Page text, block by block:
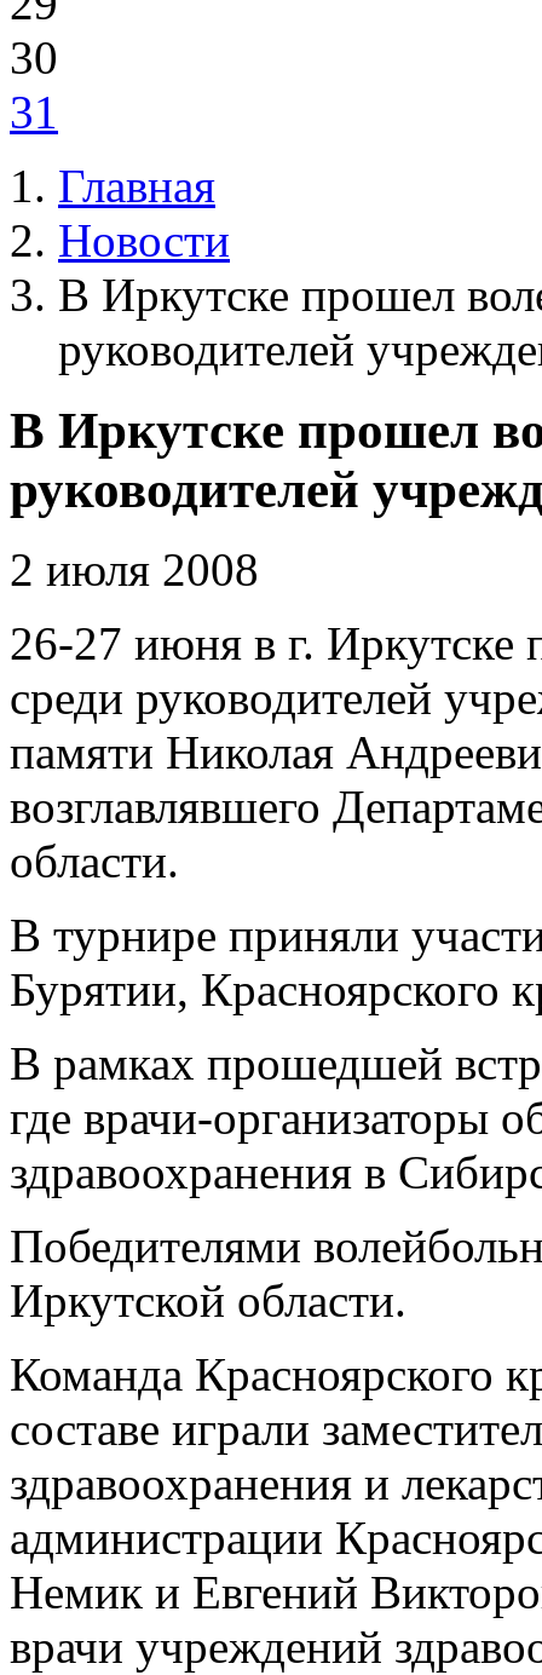
30
31
Главная
Новости
В Иркутске прошел
руководителей
В Иркутске прошел
руководителей
2 июля 2008
26-27 июня в г. Иркутске
среди руководителей
памяти Николая
возглавлявшего
области.
В турнире приняли
Бурятии, Красноярского
В рамках прошедшей
где врачи-организаторы
здравоохранения в
Победителями
Иркутской области.
Команда Красноярского
составе играли
здравоохранения и
администрации
Немик и Евгений
врачи учреждений